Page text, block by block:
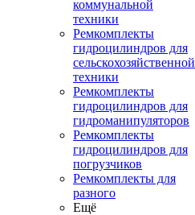
коммунальной
техники
Ремкомплекты
гидроцилиндров для
сельскохозяйственной
техники
Ремкомплекты
гидроцилиндров для
гидроманипуляторов
Ремкомплекты
гидроцилиндров для
погрузчиков
Ремкомплекты для
разного
Ещё